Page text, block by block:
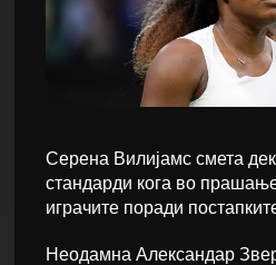
Серена Вилијамс смета
стандарди кога во
играчите поради
Неодамна Александар